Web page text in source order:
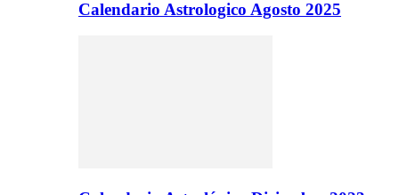
Calendario Astrologico Agosto 2025